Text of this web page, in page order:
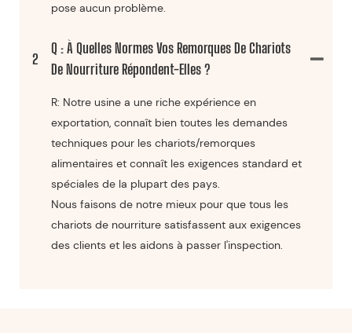
pose aucun problème.
2
Q : À Quelles Normes Vos Remorques De Chariots
De Nourriture Répondent-Elles ?
R: Notre usine a une riche expérience en
exportation, connaît bien toutes les demandes
techniques pour les chariots/remorques
alimentaires et connaît les exigences standard et
spéciales de la plupart des pays.
Nous faisons de notre mieux pour que tous les
chariots de nourriture satisfassent aux exigences
des clients et les aidons à passer l'inspection.